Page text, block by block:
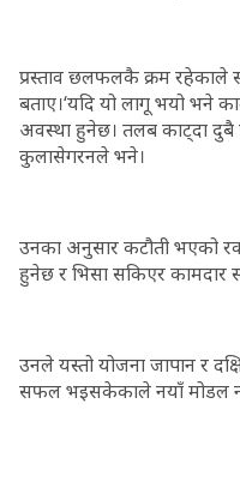
प्रस्ताव छलफलकै क्रम रहेकाले
बताए।‘यदि यो लागू भयो भने
अवस्था हुनेछ। तलब काट्दा दुबै
कुलासेगरनले भने।
उनका अनुसार कटौती भएको
हुनेछ र भिसा सकिएर कामदार
उनले यस्तो योजना जापान र
सफल भइसकेकाले नयाँ मोडल